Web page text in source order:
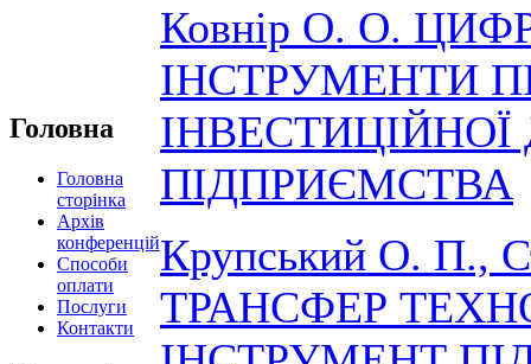
Головна
Головна
сторінка
Архів
конференцій
Способи
оплати
Послуги
Контакти
Ковнір О. О.
ІНСТРУМЕНТИ
ІНВЕСТИЦІЙНОЇ
ПІДПРИЄМСТВА
Крупський О. П.,
ТРАНСФЕР